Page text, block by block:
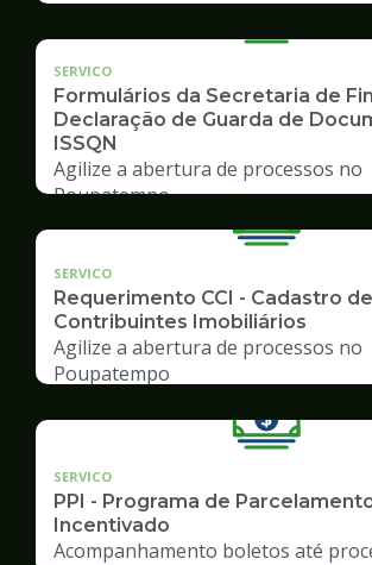
SERVICO
Formulários da Secretaria de
Declaração de Guarda de
ISSQN
Agilize a abertura de processos no
Poupatempo
SERVICO
Requerimento CCI - Cadastro de
Contribuintes Imobiliários
Agilize a abertura de processos no
Poupatempo
SERVICO
PPI - Programa de
Incentivado
Acompanhamento boletos até